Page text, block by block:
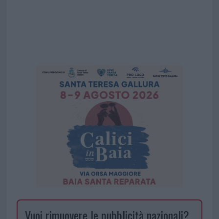
Vuoi rimuovere le pubblicità nazionali?